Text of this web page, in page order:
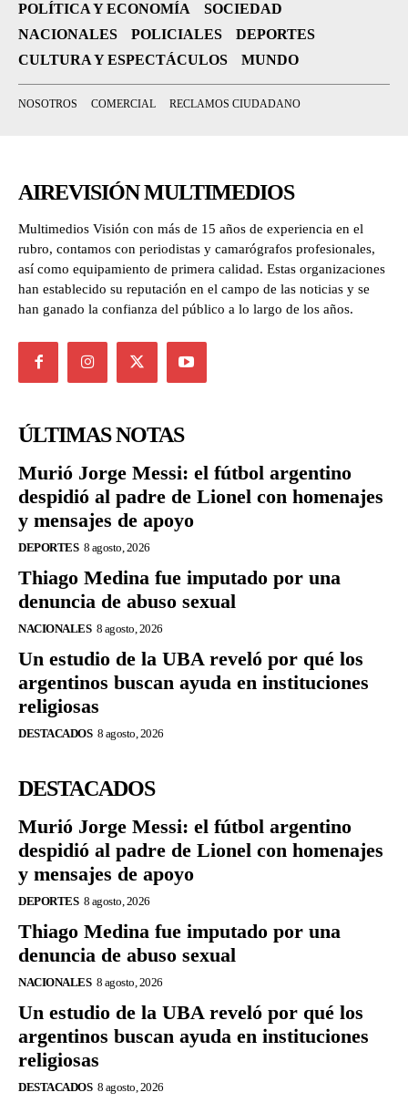
POLÍTICA Y ECONOMÍA
SOCIEDAD
NACIONALES
POLICIALES
DEPORTES
CULTURA Y ESPECTÁCULOS
MUNDO
NOSOTROS COMERCIAL RECLAMOS CIUDADANO
AIREVISIÓN MULTIMEDIOS
Multimedios Visión con más de 15 años de experiencia en el
rubro, contamos con periodistas y camarógrafos profesionales,
así como equipamiento de primera calidad. Estas organizaciones
han establecido su reputación en el campo de las noticias y se
han ganado la confianza del público a lo largo de los años.
ÚLTIMAS NOTAS
Murió Jorge Messi: el fútbol argentino
despidió al padre de Lionel con homenajes
y mensajes de apoyo
DEPORTES 8 agosto, 2026
Thiago Medina fue imputado por una
denuncia de abuso sexual
NACIONALES 8 agosto, 2026
Un estudio de la UBA reveló por qué los
argentinos buscan ayuda en instituciones
religiosas
DESTACADOS 8 agosto, 2026
DESTACADOS
Murió Jorge Messi: el fútbol argentino
despidió al padre de Lionel con homenajes
y mensajes de apoyo
DEPORTES 8 agosto, 2026
Thiago Medina fue imputado por una
denuncia de abuso sexual
NACIONALES 8 agosto, 2026
Un estudio de la UBA reveló por qué los
argentinos buscan ayuda en instituciones
religiosas
DESTACADOS 8 agosto, 2026